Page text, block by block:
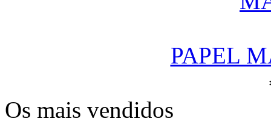
PAPEL
Os mais vendidos